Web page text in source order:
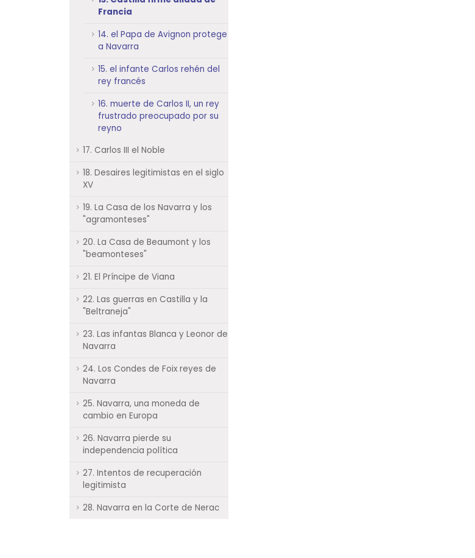
Francia
14. el Papa de Avignon protege
a Navarra
15. el infante Carlos rehén del
rey francés
16. muerte de Carlos II, un rey
frustrado preocupado por su
reyno
17. Carlos III el Noble
18. Desaires legitimistas en el siglo
XV
19. La Casa de los Navarra y los
"agramonteses"
20. La Casa de Beaumont y los
"beamonteses"
21. El Príncipe de Viana
22. Las guerras en Castilla y la
"Beltraneja"
23. Las infantas Blanca y Leonor de
Navarra
24. Los Condes de Foix reyes de
Navarra
25. Navarra, una moneda de
cambio en Europa
26. Navarra pierde su
independencia política
27. Intentos de recuperación
legitimista
28. Navarra en la Corte de Nerac